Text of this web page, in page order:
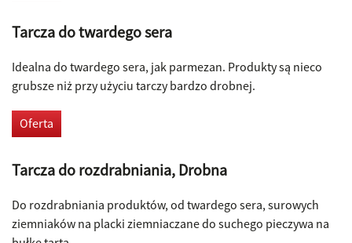
Tarcza do twardego sera
Idealna do twardego sera, jak parmezan. Produkty są nieco
grubsze niż przy użyciu tarczy bardzo drobnej.
Oferta
Tarcza do rozdrabniania, Drobna
Do rozdrabniania produktów, od twardego sera, surowych
ziemniaków na placki ziemniaczane do suchego pieczywa na